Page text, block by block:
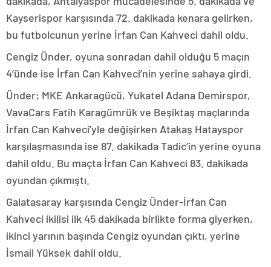
Kayserispor karşısında 72. dakikada kenara gelirken,
bu futbolcunun yerine İrfan Can Kahveci dahil oldu.
Cengiz Ünder, oyuna sonradan dahil olduğu 5 maçın
4’ünde ise İrfan Can Kahveci’nin yerine sahaya girdi.
Ünder; MKE Ankaragücü, Yukatel Adana Demirspor,
VavaCars Fatih Karagümrük ve Beşiktaş maçlarında
İrfan Can Kahveci’yle değişirken Atakaş Hatayspor
karşılaşmasında ise 87. dakikada Tadic’in yerine oyuna
dahil oldu. Bu maçta İrfan Can Kahveci 83. dakikada
oyundan çıkmıştı.
Galatasaray karşısında Cengiz Ünder-İrfan Can
Kahveci ikilisi ilk 45 dakikada birlikte forma giyerken,
ikinci yarının başında Cengiz oyundan çıktı, yerine
İsmail Yüksek dahil oldu.